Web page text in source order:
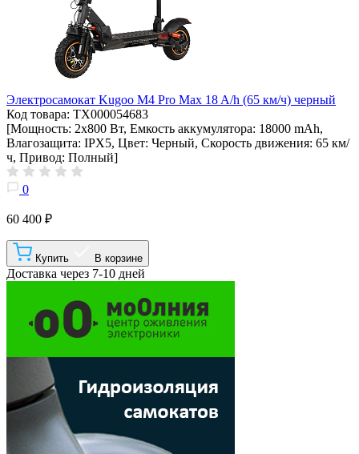
Электросамокат Kugoo M4 Pro Max 18 A/h (65 км/ч) черный
Код товара: ТХ000054683
[Мощность: 2х800 Вт, Емкость аккумулятора: 18000 mAh,
Влагозащита: IPX5, Цвет: Черный, Скорость движения: 65 км/
ч, Привод: Полный]
0
60 400 ₽
Купить В корзине
Доставка через 7-10 дней